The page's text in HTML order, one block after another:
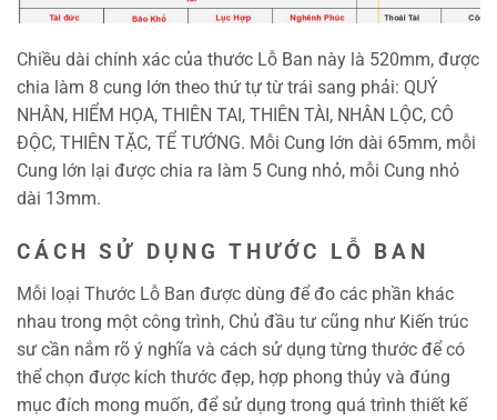
Chiều dài chính xác của thước Lỗ Ban này là 520mm, được
chia làm 8 cung lớn theo thứ tự từ trái sang phải: QUÝ
NHÂN, HIỂM HỌA, THIÊN TAI, THIÊN TÀI, NHÂN LỘC, CÔ
ĐỘC, THIÊN TẶC, TỂ TƯỚNG. Mỗi Cung lớn dài 65mm, mỗi
Cung lớn lại được chia ra làm 5 Cung nhỏ, mỗi Cung nhỏ
dài 13mm.
CÁCH SỬ DỤNG THƯỚC LỖ BAN
Mỗi loại Thước Lỗ Ban được dùng để đo các phần khác
nhau trong một công trình, Chủ đầu tư cũng như Kiến trúc
sư cần nắm rõ ý nghĩa và cách sử dụng từng thước để có
thể chọn được kích thước đẹp, hợp phong thủy và đúng
mục đích mong muốn, để sử dụng trong quá trình thiết kế